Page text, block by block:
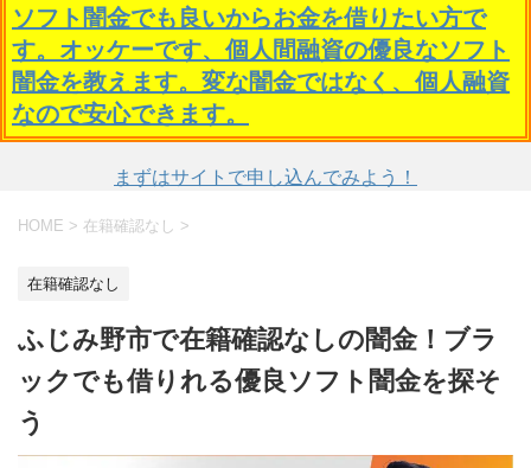
ソフト闇金でも良いからお金を借りたい方で
す。オッケーです、個人間融資の優良なソフト
闇金を教えます。変な闇金ではなく、個人融資
なので安心できます。
まずはサイトで申し込んでみよう！
HOME > 在籍確認なし >
在籍確認なし
ふじみ野市で在籍確認なしの闇金！ブラ
ックでも借りれる優良ソフト闇金を探そ
う